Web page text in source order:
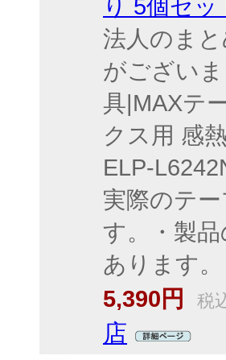
り 5個セッ
法人のま
がござい
具|MAXテ
クス用 感
ELP-
実際のテ
す。・製
あります
5,390円
税
店